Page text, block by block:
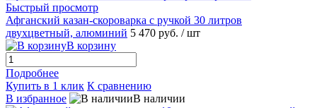
Быстрый просмотр
Афганский казан-скороварка с ручкой 30 литров
двухцветный, алюминий 5 470 руб. / шт
В корзину
Подробнее
Купить в 1 клик К сравнению
В избранное
В наличии